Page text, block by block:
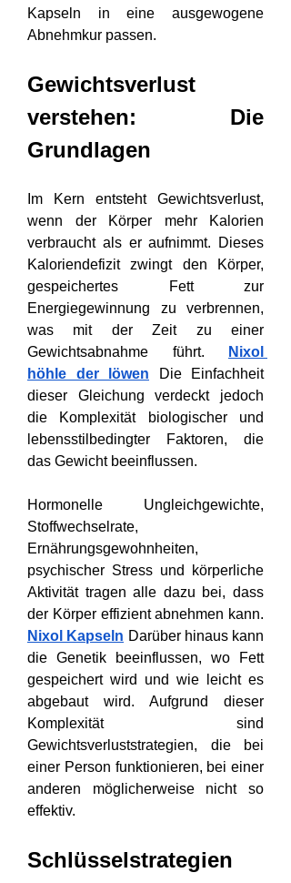
Kapseln in eine ausgewogene
Abnehmkur passen.
Gewichtsverlust
verstehen: Die
Grundlagen
Im Kern entsteht Gewichtsverlust,
wenn der Körper mehr Kalorien
verbraucht als er aufnimmt. Dieses
Kaloriendefizit zwingt den Körper,
gespeichertes Fett zur
Energiegewinnung zu verbrennen,
was mit der Zeit zu einer
Gewichtsabnahme führt.
Nixol
höhle der löwen Die Einfachheit
dieser Gleichung verdeckt jedoch
die Komplexität biologischer und
lebensstilbedingter Faktoren, die
das Gewicht beeinflussen.
Hormonelle Ungleichgewichte,
Stoffwechselrate,
Ernährungsgewohnheiten,
psychischer Stress und körperliche
Aktivität tragen alle dazu bei, dass
Nixol Kapseln Darüber hinaus kann
die Genetik beeinflussen, wo Fett
gespeichert wird und wie leicht es
abgebaut wird. Aufgrund dieser
Komplexität sind
Gewichtsverluststrategien, die bei
einer Person funktionieren, bei einer
anderen möglicherweise nicht so
effektiv.
Schlüsselstrategien